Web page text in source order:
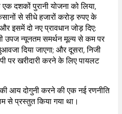
दशकों पुरानी योजना को लिया,
से सीधे हजारों करोड़ रुपए के
इसमें दो नए प्रावधान जोड़ दिए:
उपज न्यूनतम समर्थन मूल्य से कम पर
दिया जाएगा; और दूसरा, निजी
पर खरीदारी करने के लिए पायलट
आय दोगुनी करने की एक नई रणनीति
से प्रस्तुत किया गया था।